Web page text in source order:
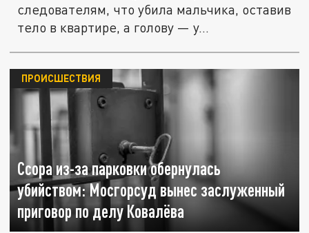
следователям, что убила мальчика, оставив
тело в квартире, а голову — у...
Ссора из-за парковки обернулась
убийством: Мосгорсуд вынес заслуженный
приговор по делу Ковалёва
ПРОИСШЕСТВИЯ